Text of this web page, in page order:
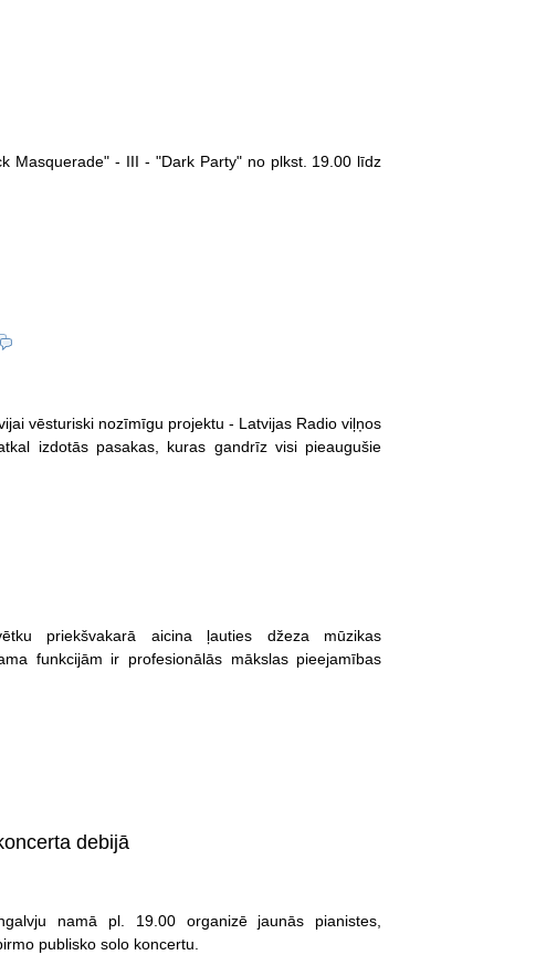
Masquerade" - III - "Dark Party" no plkst. 19.00 līdz
vēsturiski nozīmīgu projektu - Latvijas Radio viļņos
izdotās pasakas, kuras gandrīz visi pieaugušie
priekšvakarā aicina ļauties džeza mūzikas
funkcijām ir profesionālās mākslas pieejamības
debijā
namā pl. 19.00 organizē jaunās pianistes,
publisko solo koncertu.